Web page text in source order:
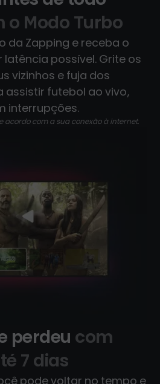
o Modo Turbo
da Zapping e receba o
possível. Grite os
vizinhos e fuja dos
assistir futebol ao vivo,
interrupções.
acordo com a sua conexão à internet.
perdeu com
7 dias
pode voltar no tempo e